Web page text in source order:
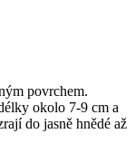
povrchem.
okolo 7-9 cm a
do jasně hnědé až